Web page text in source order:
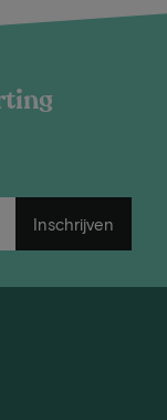
Inschrijven